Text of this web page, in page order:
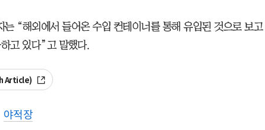
는 “해외에서 들어온 수입 컨테이너를 통해 유입된 것으로 보고
고 있다”고 말했다.
Article)
야적장